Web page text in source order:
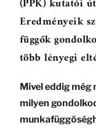
Eredményeik
függők
több lényegi
Mivel eddig
milyen